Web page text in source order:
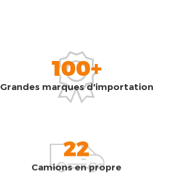
100+
Grandes marques d'importation
22
Camions en propre